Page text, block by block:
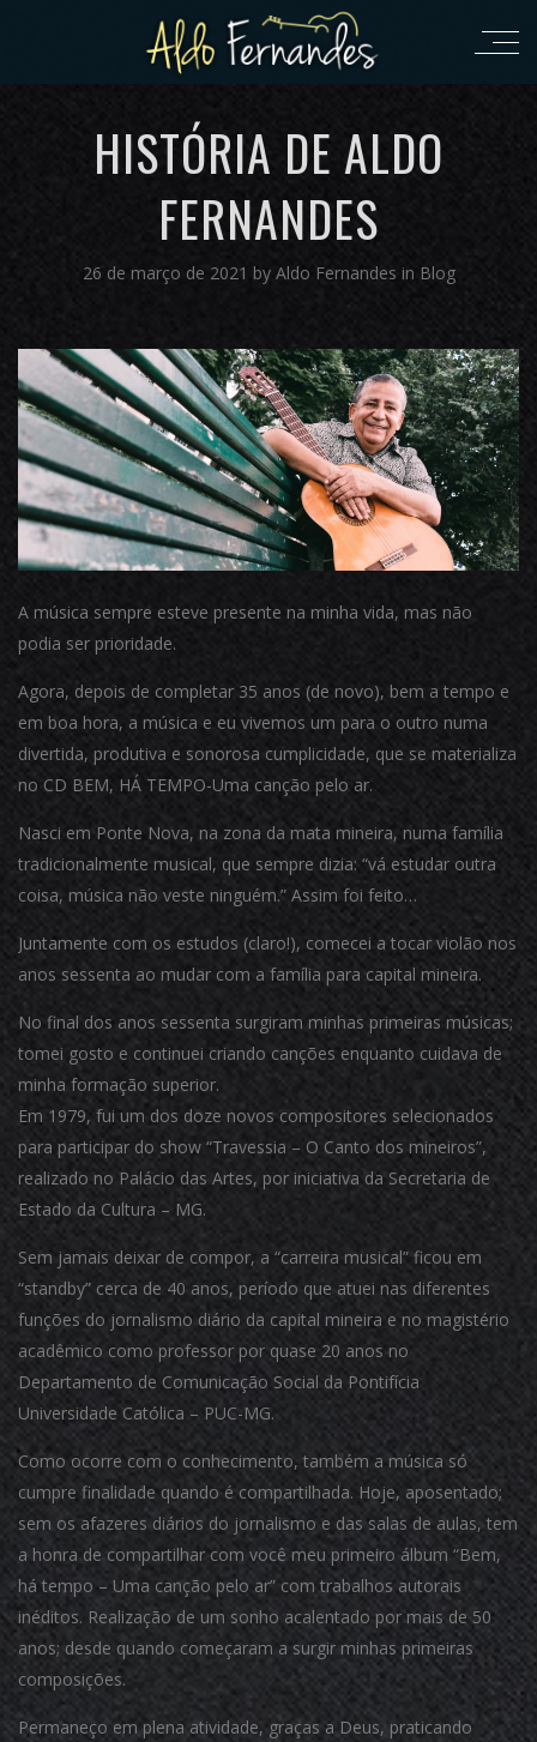
HISTÓRIA DE ALDO
FERNANDES
26 de março de 2021 by Aldo Fernandes in Blog
A música sempre esteve presente na minha vida, mas não
podia ser prioridade.
Agora, depois de completar 35 anos (de novo), bem a tempo e
em boa hora, a música e eu vivemos um para o outro numa
divertida, produtiva e sonorosa cumplicidade, que se materializa
no CD BEM, HÁ TEMPO-Uma canção pelo ar.
Nasci em Ponte Nova, na zona da mata mineira, numa família
tradicionalmente musical, que sempre dizia: “vá estudar outra
coisa, música não veste ninguém.” Assim foi feito…
Juntamente com os estudos (claro!), comecei a tocar violão nos
anos sessenta ao mudar com a família para capital mineira.
No final dos anos sessenta surgiram minhas primeiras músicas;
tomei gosto e continuei criando canções enquanto cuidava de
minha formação superior.
Em 1979, fui um dos doze novos compositores selecionados
para participar do show “Travessia – O Canto dos mineiros”,
realizado no Palácio das Artes, por iniciativa da Secretaria de
Estado da Cultura – MG.
Sem jamais deixar de compor, a “carreira musical” ficou em
“standby” cerca de 40 anos, período que atuei nas diferentes
funções do jornalismo diário da capital mineira e no magistério
acadêmico como professor por quase 20 anos no
Departamento de Comunicação Social da Pontifícia
Universidade Católica – PUC-MG.
Como ocorre com o conhecimento, também a música só
cumpre finalidade quando é compartilhada. Hoje, aposentado;
sem os afazeres diários do jornalismo e das salas de aulas, tem
a honra de compartilhar com você meu primeiro álbum “Bem,
há tempo – Uma canção pelo ar” com trabalhos autorais
inéditos. Realização de um sonho acalentado por mais de 50
anos; desde quando começaram a surgir minhas primeiras
composições.
Permaneço em plena atividade, graças a Deus, praticando